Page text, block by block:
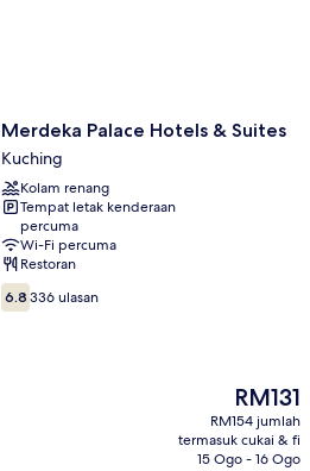
Merdeka
Palace
Hotels
&
Suites
Kuching
Merdeka Palace Hotels & Suites
Kuching
Kolam renang
Tempat letak kenderaan
percuma
Wi-Fi percuma
Restoran
6.8
daripada
6.8 336 ulasan
Harga
ialah
RM131
RM131
RM154 jumlah
termasuk cukai & fi
15 Ogo - 16 Ogo